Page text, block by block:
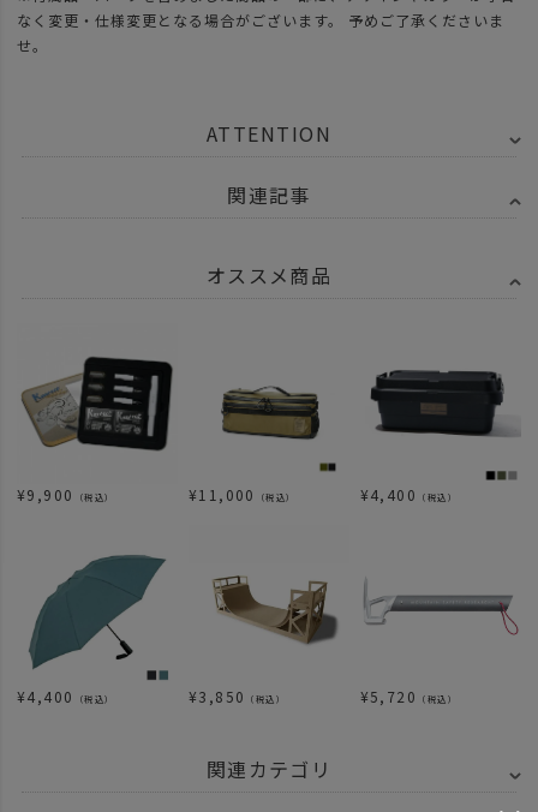
なく変更・仕様変更となる場合がございます。 予めご了承くださいま
せ。
ATTENTION
関連記事
オススメ商品
¥9,900 （税込） ¥11,000 （税込） ¥4,400 （税込）
¥4,400 （税込） ¥3,850 （税込） ¥5,720 （税込）
関連カテゴリ